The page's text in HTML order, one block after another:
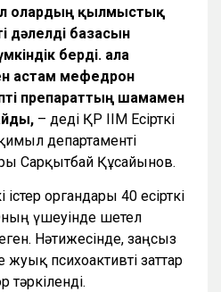
олардың қылмыстық
дәлелді базасын
берді. Қала
астам мефедрон
препараттың шамамен
– деді ҚР ІІМ Есірткі
департаменті
Сарқытбай Құсайынов.
органдары 40 есірткі
үшеуінде шетел
Нәтижесінде, заңсыз
психоактивті заттар
тәркіленді.